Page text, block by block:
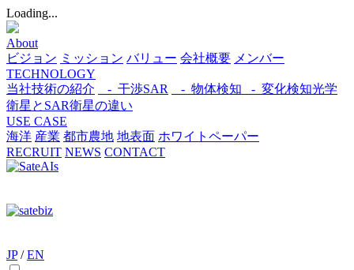
Loading...
About
ビジョン ミッション バリュー 会社概要 メンバー
TECHNOLOGY
当社技術の紹介
- 干渉SAR - 物体検知​ - 変化検知​光学
衛星とSAR衛星の違い
USE CASE
海洋 産業 都市​農地 地表面 ホワイトペーパー
RECRUIT NEWS CONTACT
JP / EN